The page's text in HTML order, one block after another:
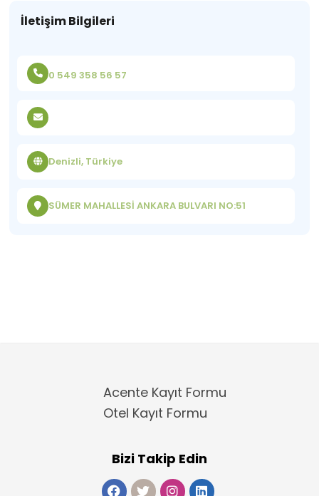
İletişim Bilgileri
0 549 358 56 57
Denizli, Türkiye
SÜMER MAHALLESİ ANKARA BULVARI NO:51
Acente Kayıt Formu
Otel Kayıt Formu
Bizi Takip Edin